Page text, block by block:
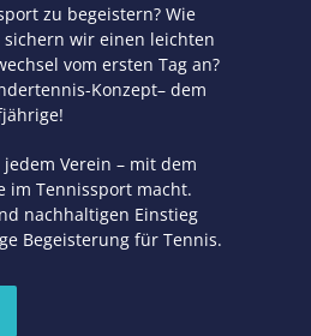
zu begeistern? Wie
wir einen leichten
vom ersten Tag an?
Konzept– dem
Verein – mit dem
im Tennissport macht.
nachhaltigen Einstieg
Begeisterung für Tennis.